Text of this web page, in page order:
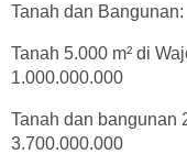
Tanah dan Bangunan:
Tanah 5.000 m² di
1.000.000.000
Tanah dan bangunan
3.700.000.000